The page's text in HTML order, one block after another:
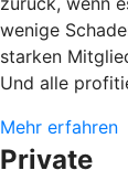
wenige
starken
Und alle
Mehr erfahren
Private